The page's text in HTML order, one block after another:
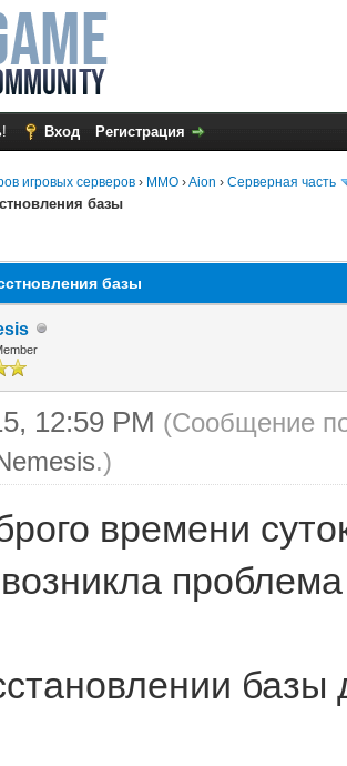
Вход Регистрация
игровых серверов › MMO ›Aion › Серверная часть
базы
базы
12:59 PM (Сообщение
.)
времени
проблема
базы